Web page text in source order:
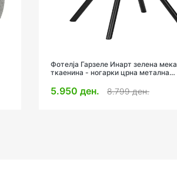
Фотелја Гарзеле Инарт зелена мека
ткаенина - ногарки црна метална
5.950 ден. 8.799 ден.